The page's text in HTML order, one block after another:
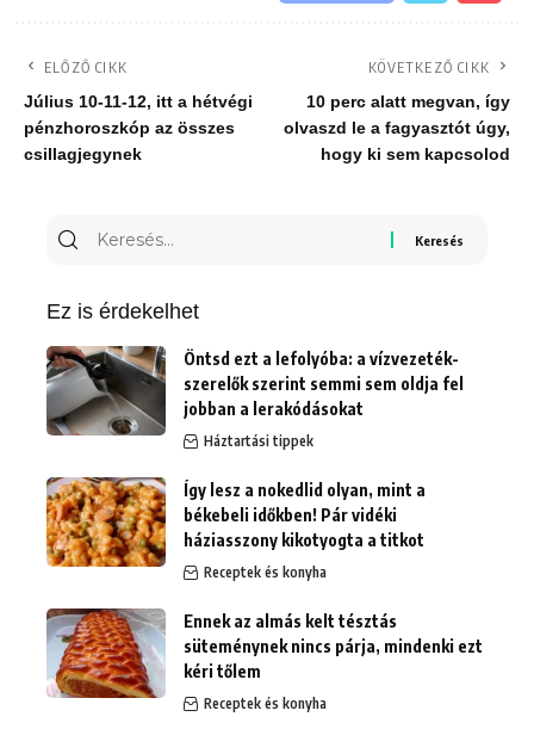
ELŐZŐ CIKK
Július 10-11-12, itt a hétvégi
pénzhoroszkóp az összes
csillagjegynek
KÖVETKEZŐ CIKK
10 perc alatt megvan, így
olvaszd le a fagyasztót úgy,
hogy ki sem kapcsolod
Keresés
Ez is érdekelhet
Öntsd ezt a lefolyóba: a vízvezeték-
szerelők szerint semmi sem oldja fel
jobban a lerakódásokat
Háztartási tippek
Így lesz a nokedlid olyan, mint a
békebeli időkben! Pár vidéki
háziasszony kikotyogta a titkot
Receptek és konyha
Ennek az almás kelt tésztás
süteménynek nincs párja, mindenki ezt
kéri tőlem
Receptek és konyha